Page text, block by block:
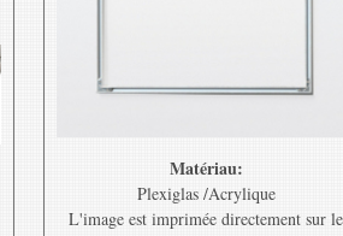
Matériau:
Plexiglas /Acrylique
L'image est imprimée directement sur le